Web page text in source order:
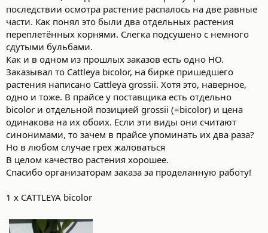
последствии осмотра растение распалось на две равные
части. Как понял это были два отдельных растения
переплетённых корнями. Слегка подсушено с немного
сдутыми бульбами.
Как и в одном из прошлых заказов есть одно НО.
Заказывал то Cattleya bicolor, на бирке пришедшего
растения написано Cattleya grossii. Хотя это, наверное,
одно и тоже. В прайсе у поставщика есть отдельно
bicolor и отдельной позицией grossii (=bicolor) и цена
одинакова на их обоих. Если эти виды они считают
синонимами, то зачем в прайсе упоминать их два раза?
Но в любом случае грех жаловаться
В целом качество растения хорошее.
Спасибо организаторам заказа за проделанную работу!
1 x CATTLEYA bicolor